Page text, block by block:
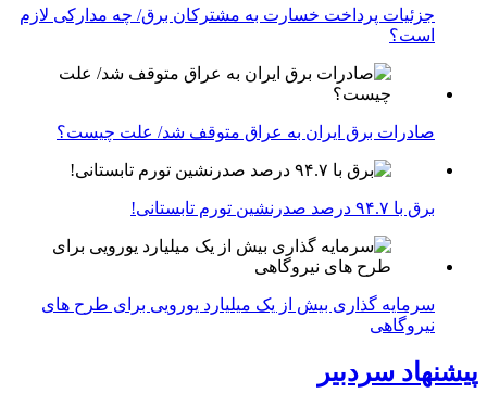
جزئیات پرداخت خسارت به مشترکان برق/ چه مدارکی لازم
است؟
صادرات برق ایران به عراق متوقف شد/ علت چیست؟
برق با ۹۴.۷ درصد صدرنشین تورم تابستانی!
سرمایه گذاری بیش از یک میلیارد یورویی برای طرح های
نیروگاهی
پیشنهاد سردبیر